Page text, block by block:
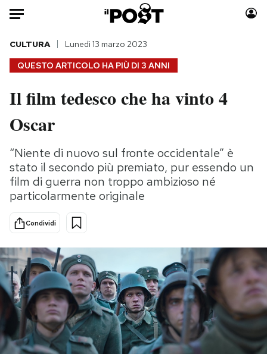
Auto
HOME
Italia
Politica
Tecnologia
Internet
Scienza
Cultura
Economia
Moda
Storie/Idee
Ok Boomer!
Media
PODCAST
NEWSLETTER
QUESTO ARTICOLO HA PIÙ DI 3 ANNI
CULTURA Lunedì 13 marzo 2023
Il film tedesco che ha vinto 4
Oscar
“Niente di nuovo sul fronte occidentale” è
stato il secondo più premiato, pur essendo un
film di guerra non troppo ambizioso né
particolarmente originale
Condividi